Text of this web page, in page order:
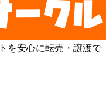
を安心に転売・譲渡で